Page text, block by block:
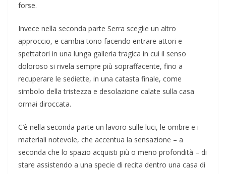
forse.
Invece nella seconda parte Serra sceglie un altro
approccio, e cambia tono facendo entrare attori e
spettatori in una lunga galleria tragica in cui il senso
doloroso si rivela sempre più sopraffacente, fino a
recuperare le sediette, in una catasta finale, come
simbolo della tristezza e desolazione calate sulla casa
ormai diroccata.
C’è nella seconda parte un lavoro sulle luci, le ombre e i
materiali notevole, che accentua la sensazione – a
seconda che lo spazio acquisti più o meno profondità – di
stare assistendo a una specie di recita dentro una casa di